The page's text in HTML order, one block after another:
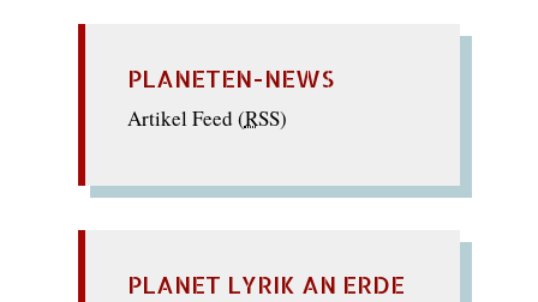
PLANETEN-NEWS
Artikel Feed (RSS)
PLANET LYRIK AN ERDE